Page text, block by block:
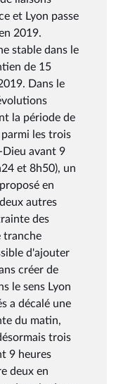
et Lyon passe
2019.
stable dans le
de 15
Dans le
la période de
les trois
Dieu avant 9
et 8h50), un
en
autres
des
tranche
d'ajouter
créer de
le sens Lyon
a décalé une
du matin,
trois
9 heures
deux en